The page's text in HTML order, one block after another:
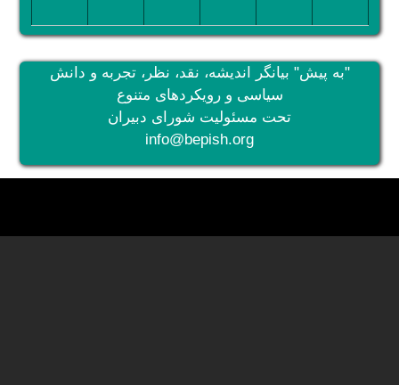
"به پیش" بیانگر اندیشه، نقد، نظر، تجربه و دانش
سیاسی و رویکردهای متنوع
تحت مسئولیت شورای دبیران
info@bepish.org